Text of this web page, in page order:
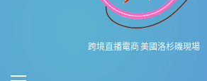
跨境直播電商 美國洛杉磯現場